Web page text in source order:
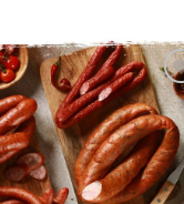
Dodaj